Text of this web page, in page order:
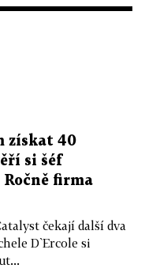
získat 40
si šéf
firma
čekají další dva
D`Ercole si